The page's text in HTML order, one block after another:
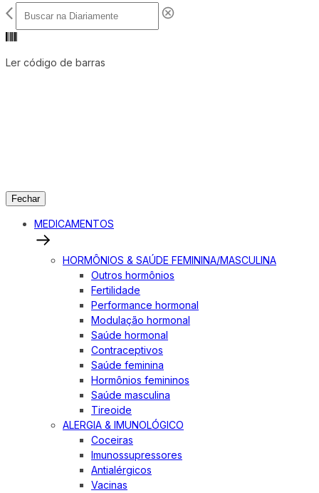
Ler código de barras
Fechar
MEDICAMENTOS
HORMÔNIOS & SAÚDE FEMININA/MASCULINA
Outros hormônios
Fertilidade
Performance hormonal
Modulação hormonal
Saúde hormonal
Contraceptivos
Saúde feminina
Hormônios femininos
Saúde masculina
Tireoide
ALERGIA & IMUNOLÓGICO
Coceiras
Imunossupressores
Antialérgicos
Vacinas